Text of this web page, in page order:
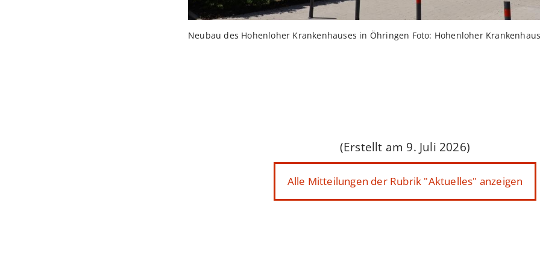
Neubau des Hohenloher Krankenhauses in Öhringen Foto: Hohenloher
(Erstellt am 9. Juli 2026)
Alle Mitteilungen der Rubrik "Aktuelles" anzeigen